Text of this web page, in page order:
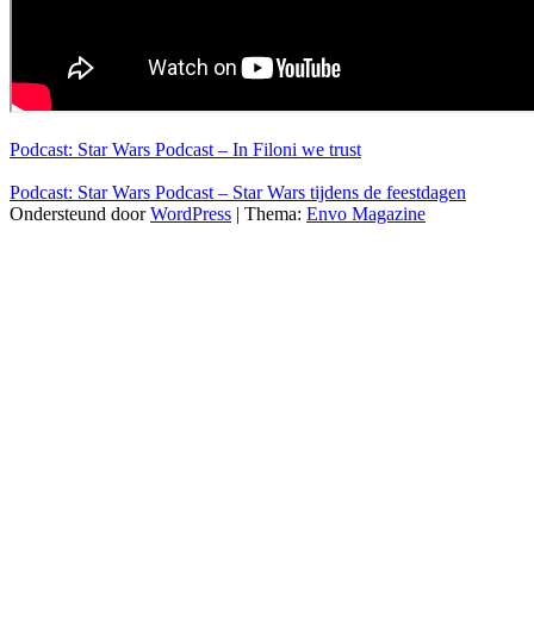
Podcast: Star Wars Podcast – In Filoni we trust
Podcast: Star Wars Podcast – Star Wars tijdens de feestdagen
Ondersteund doorWordPress | Thema: Envo Magazine